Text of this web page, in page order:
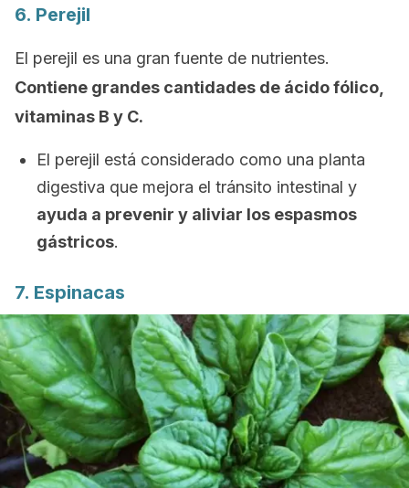
6. Perejil
El perejil es una gran fuente de nutrientes.
Contiene grandes cantidades de ácido fólico,
vitaminas B y C.
El perejil está considerado como una planta
digestiva que mejora el tránsito intestinal y
ayuda a prevenir y aliviar los espasmos
gástricos.
7. Espinacas